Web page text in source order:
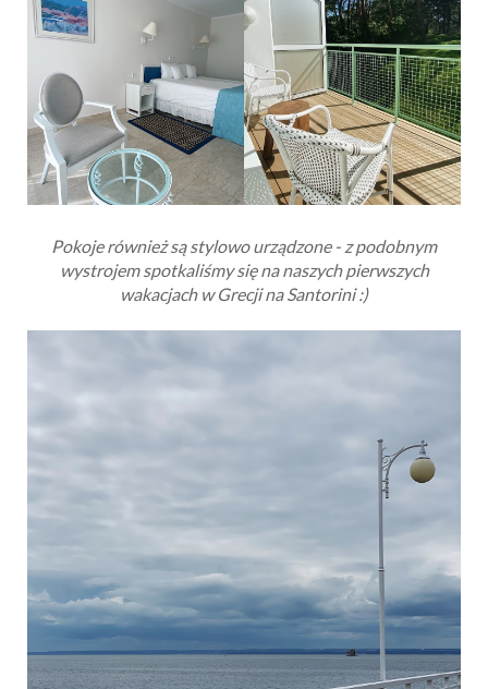
Pokoje również są stylowo urządzone - z podobnym
wystrojem spotkaliśmy się na naszych pierwszych
wakacjach w Grecji na Santorini :)